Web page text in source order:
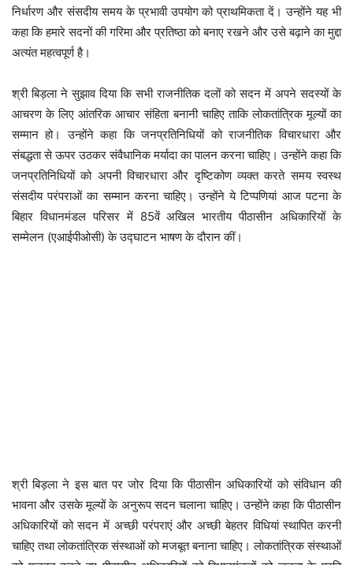
निर्धारण और संसदीय समय के प्रभावी उपयोग को प्राथमिकता दें। उन्होंने यह भी
कहा कि हमारे सदनों की गरिमा और प्रतिष्ठा को बनाए रखने और उसे बढ़ाने का मुद्दा
अत्यंत महत्वपूर्ण है।
श्री बिड़ला ने सुझाव दिया कि सभी राजनीतिक दलों को सदन में अपने सदस्यों के
आचरण के लिए आंतरिक आचार संहिता बनानी चाहिए ताकि लोकतांत्रिक मूल्यों का
सम्मान हो। उन्होंने कहा कि जनप्रतिनिधियों को राजनीतिक विचारधारा और
संबद्धता से ऊपर उठकर संवैधानिक मर्यादा का पालन करना चाहिए। उन्होंने कहा कि
जनप्रतिनिधियों को अपनी विचारधारा और दृष्टिकोण व्यक्त करते समय स्वस्थ
संसदीय परंपराओं का सम्मान करना चाहिए। उन्होंने ये टिप्पणियां आज पटना के
बिहार विधानमंडल परिसर में 85वें अखिल भारतीय पीठासीन अधिकारियों के
सम्मेलन (एआईपीओसी) के उद्घाटन भाषण के दौरान कीं।
श्री बिड़ला ने इस बात पर जोर दिया कि पीठासीन अधिकारियों को संविधान की
भावना और उसके मूल्यों के अनुरूप सदन चलाना चाहिए। उन्होंने कहा कि पीठासीन
अधिकारियों को सदन में अच्छी परंपराएं और अच्छी बेहतर विधियां स्थापित करनी
चाहिए तथा लोकतांत्रिक संस्थाओं को मजबूत बनाना चाहिए। लोकतांत्रिक संस्थाओं